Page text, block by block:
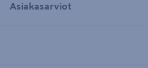
Asiakasarviot